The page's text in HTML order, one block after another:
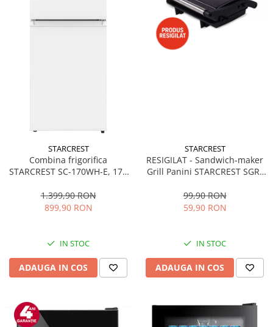
STARCREST
Combina frigorifica
STARCREST SC-170WH-E, 170
Termostat reglabil, Iluminare
LED, Picioare ajustabile, Usi
1.399,90 RON
899,90 RON
IN STOC
ADAUGA IN COS
STARCREST
RESIGILAT - Sandwich-maker
Grill Panini STARCREST SGR-
nonaderente, Deschidere
180°, Suprafata de gatire 23 x
99,90 RON
59,90 RON
IN STOC
ADAUGA IN COS